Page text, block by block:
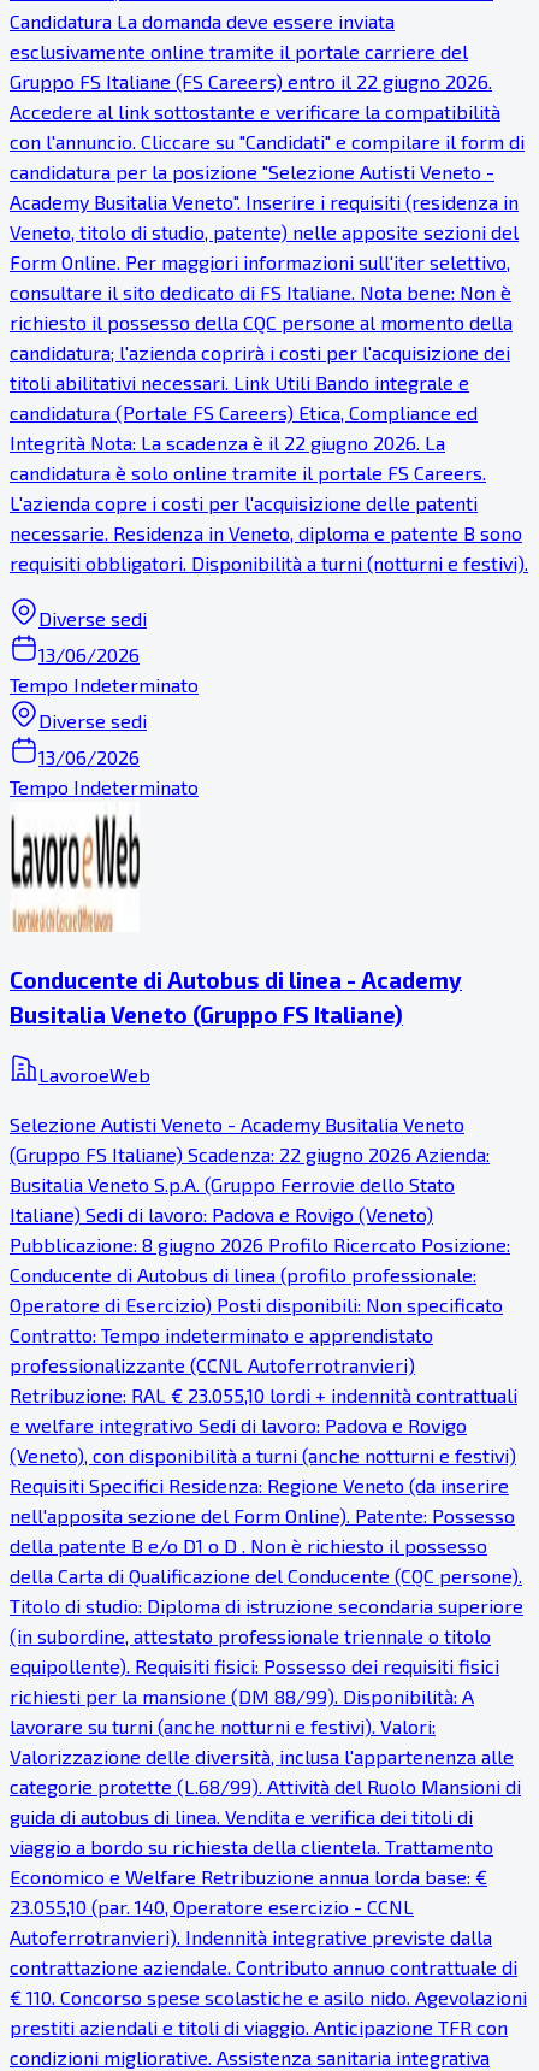
Candidatura La domanda deve essere inviata
esclusivamente online tramite il portale carriere del
Gruppo FS Italiane (FS Careers) entro il 22 giugno 2026.
Accedere al link sottostante e verificare la compatibilità
con l'annuncio. Cliccare su "Candidati" e compilare il form di
candidatura per la posizione "Selezione Autisti Veneto -
Academy Busitalia Veneto". Inserire i requisiti (residenza in
Veneto, titolo di studio, patente) nelle apposite sezioni del
Form Online. Per maggiori informazioni sull'iter selettivo,
consultare il sito dedicato di FS Italiane. Nota bene: Non è
richiesto il possesso della CQC persone al momento della
candidatura; l'azienda coprirà i costi per l'acquisizione dei
titoli abilitativi necessari. Link Utili Bando integrale e
candidatura (Portale FS Careers) Etica, Compliance ed
Integrità Nota: La scadenza è il 22 giugno 2026. La
candidatura è solo online tramite il portale FS Careers.
L'azienda copre i costi per l'acquisizione delle patenti
necessarie. Residenza in Veneto, diploma e patente B sono
requisiti obbligatori. Disponibilità a turni (notturni e festivi).
Diverse sedi
13/06/2026
Tempo Indeterminato
Diverse sedi
13/06/2026
Tempo Indeterminato
Conducente di Autobus di linea - Academy
Busitalia Veneto (Gruppo FS Italiane)
LavoroeWeb
Selezione Autisti Veneto - Academy Busitalia Veneto
(Gruppo FS Italiane) Scadenza: 22 giugno 2026 Azienda:
Busitalia Veneto S.p.A. (Gruppo Ferrovie dello Stato
Italiane) Sedi di lavoro: Padova e Rovigo (Veneto)
Pubblicazione: 8 giugno 2026 Profilo Ricercato Posizione:
Conducente di Autobus di linea (profilo professionale:
Operatore di Esercizio) Posti disponibili: Non specificato
Contratto: Tempo indeterminato e apprendistato
professionalizzante (CCNL Autoferrotranvieri)
Retribuzione: RAL € 23.055,10 lordi + indennità contrattuali
e welfare integrativo Sedi di lavoro: Padova e Rovigo
(Veneto), con disponibilità a turni (anche notturni e festivi)
Requisiti Specifici Residenza: Regione Veneto (da inserire
nell'apposita sezione del Form Online). Patente: Possesso
della patente B e/o D1 o D . Non è richiesto il possesso
della Carta di Qualificazione del Conducente (CQC persone).
Titolo di studio: Diploma di istruzione secondaria superiore
(in subordine, attestato professionale triennale o titolo
equipollente). Requisiti fisici: Possesso dei requisiti fisici
richiesti per la mansione (DM 88/99). Disponibilità: A
lavorare su turni (anche notturni e festivi). Valori:
Valorizzazione delle diversità, inclusa l'appartenenza alle
categorie protette (L.68/99). Attività del Ruolo Mansioni di
guida di autobus di linea. Vendita e verifica dei titoli di
viaggio a bordo su richiesta della clientela. Trattamento
Economico e Welfare Retribuzione annua lorda base: €
23.055,10 (par. 140, Operatore esercizio - CCNL
Autoferrotranvieri). Indennità integrative previste dalla
contrattazione aziendale. Contributo annuo contrattuale di
€ 110. Concorso spese scolastiche e asilo nido. Agevolazioni
prestiti aziendali e titoli di viaggio. Anticipazione TFR con
condizioni migliorative. Assistenza sanitaria integrativa